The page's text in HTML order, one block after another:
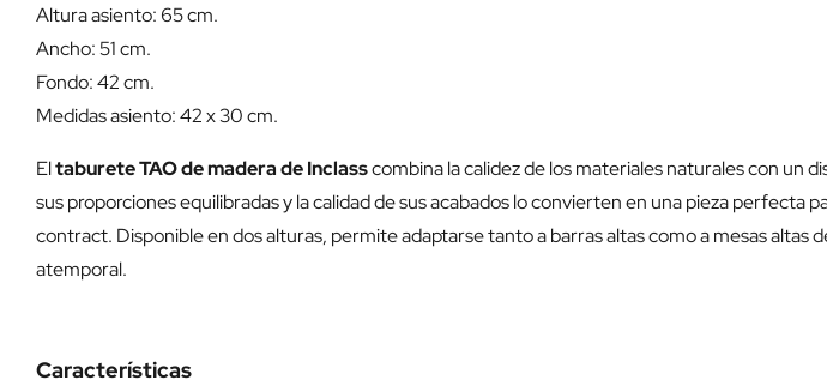
Altura asiento: 65 cm.
Ancho: 51 cm.
Fondo: 42 cm.
Medidas asiento: 42 x 30 cm.
Eltaburete TAO de madera de Inclasscombina la calidez de los materiales naturales con un
sus proporciones equilibradas y la calidad de sus acabados lo convierten en una pieza
contract. Disponible en dos alturas, permite adaptarse tanto a barras altas como a mesas
atemporal.
Características